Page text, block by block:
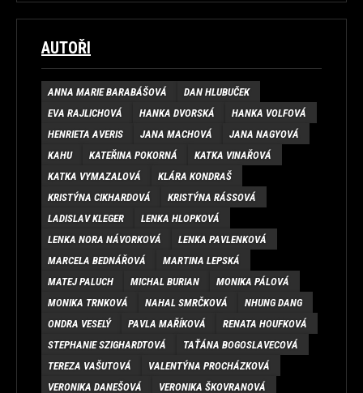
AUTOŘI
ANNA MARIE BARABÁŠOVÁ
DAN HLUBUČEK
EVA RAJLICHOVÁ
HANKA DVORSKÁ
HANKA VOLFOVÁ
HENRIETA AVERIS
JANA MACHOVÁ
JANA NAGYOVÁ
KAHU
KATEŘINA POKORNÁ
KATKA VINAŘOVÁ
KATKA VYMAZALOVÁ
KLÁRA KONDRAŠ
KRISTÝNA CIKHARDOVÁ
KRISTÝNA RÁSSOVÁ
LADISLAV KLEGER
LENKA HLOPKOVÁ
LENKA NORA NÁVORKOVÁ
LENKA PAVLENKOVÁ
MARCELA BEDNÁŘOVÁ
MARTINA LEPSKÁ
MATEJ PALUCH
MICHAL BURIAN
MONIKA PÁLOVÁ
MONIKA TRNKOVÁ
NAHAL SMRČKOVÁ
NHUNG DANG
ONDRA VESELÝ
PAVLA MAŘÍKOVÁ
RENATA HOUFKOVÁ
STEPHANIE SZIGHARDTOVÁ
TAŤÁNA BOGOSLAVECOVÁ
TEREZA VAŠUTOVÁ
VALENTÝNA PROCHÁZKOVÁ
VERONIKA DANEŠOVÁ
VERONIKA ŠKOVRANOVÁ